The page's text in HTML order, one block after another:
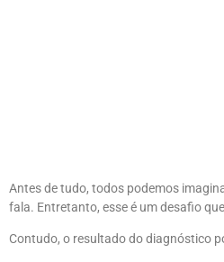
Antes de tudo, todos podemos
fala. Entretanto, esse é um desafio
Contudo, o resultado do diagnóstico